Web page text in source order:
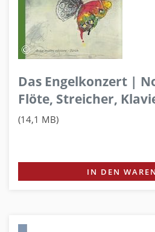
Das Engelkonzert |
Flöte, Streicher,
(14,1 MB)
IN DEN